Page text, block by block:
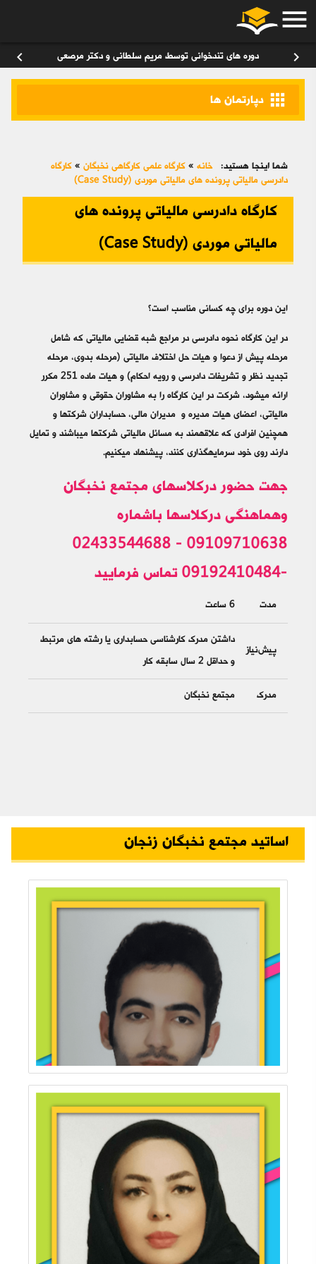
menu
chevron_right دوره های تندخوانی توسط مریم سلطانی و دکتر مرصعی chevron_left
apps دپارتمان ها
شما اینجا هستید: خانه » کارگاه علمی کارگاهی نخبگان » کارگاه
دادرسی مالیاتی پرونده های مالیاتی موردی (Case Study)
کارگاه دادرسی مالیاتی پرونده های
مالیاتی موردی (Case Study)
این دوره برای چه کسانی مناسب است؟
در این کارگاه نحوه دادرسی در مراجع شبه قضایی مالیاتی که شامل
مرحله پیش از دعوا و هیات حل اختلاف مالیاتی (مرحله بدوی، مرحله
تجدید نظر و تشریفات دادرسی و رویه احکام) و هیات ماده 251 مکرر
ارائه می‎شود، شرکت در این کارگاه را به مشاوران حقوقی و مشاوران
مالیاتی، اعضای هیات مدیره و مدیران مالی، حسابداران شرکت‎ها و
همچنین افرادی که علاقه‎مند به مسائل مالیاتی شرکت‎ها می‎باشند و تمایل
دارند روی خود سرمایه‎گذاری کنند، پیشنهاد می‎کنیم.
جهت حضور درکلاسهای مجتمع نخبگان
وهماهنگی درکلاسها باشماره
09109710638 - 02433544688
-09192410484 تماس فرمایید
مدت 6 ساعت
پیش‌نیاز
داشتن مدرک کارشناسی حسابداری یا رشته های مرتبط
و حداقل 2 سال سابقه کار
مدرک مجتمع نخبگان
اساتید مجتمع نخبگان زنجان